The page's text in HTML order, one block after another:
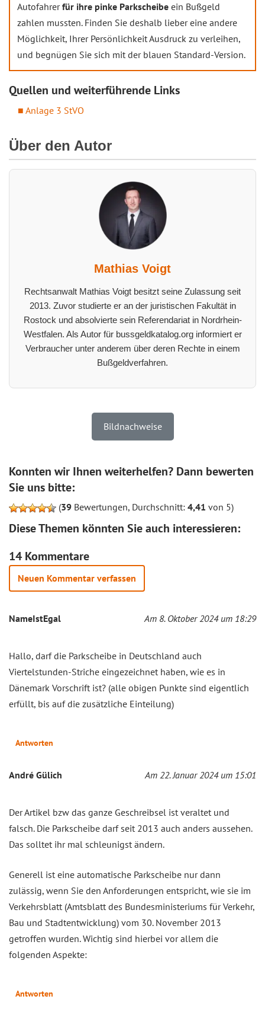
Autofahrerfür ihre pinke Parkscheibe ein Bußgeld
zahlen mussten. Finden Sie deshalb lieber eine andere
Möglichkeit, Ihrer Persönlichkeit Ausdruck zu verleihen,
und begnügen Sie sich mit der blauen Standard-Version.
Quellen und weiterführende Links
Anlage 3 StVO
Über den Autor
Mathias Voigt
Rechtsanwalt Mathias Voigt besitzt seine Zulassung seit
2013. Zuvor studierte er an der juristischen Fakultät in
Rostock und absolvierte sein Referendariat in Nordrhein-
Westfalen. Als Autor für bussgeldkatalog.org informiert er
Verbraucher unter anderem über deren Rechte in einem
Bußgeldverfahren.
Bildnachweise
Konnten wir Ihnen weiterhelfen? Dann bewerten
Sie uns bitte:
(39 Bewertungen, Durchschnitt: 4,41 von 5)
Diese Themen könnten Sie auch interessieren:
14 Kommentare
Neuen Kommentar verfassen
NameIstEgal Am 8. Oktober 2024 um 18:29
Hallo, darf die Parkscheibe in Deutschland auch
Viertelstunden-Striche eingezeichnet haben, wie es in
Dänemark Vorschrift ist? (alle obigen Punkte sind eigentlich
erfüllt, bis auf die zusätzliche Einteilung)
Antworten
André Gülich Am 22. Januar 2024 um 15:01
Der Artikel bzw das ganze Geschreibsel ist veraltet und
falsch. Die Parkscheibe darf seit 2013 auch anders aussehen.
Das solltet ihr mal schleunigst ändern.
Generell ist eine automatische Parkscheibe nur dann
zulässig, wenn Sie den Anforderungen entspricht, wie sie im
Verkehrsblatt (Amtsblatt des Bundesministeriums für Verkehr,
Bau und Stadtentwicklung) vom 30. November 2013
getroffen wurden. Wichtig sind hierbei vor allem die
folgenden Aspekte:
Antworten